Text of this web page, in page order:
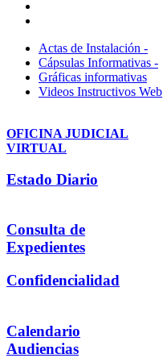
Actas de Instalación -
Cápsulas Informativas -
Gráficas informativas
Videos Instructivos Web
OFICINA JUDICIAL
VIRTUAL
Estado Diario
Consulta de
Expedientes
Confidencialidad
Calendario
Audiencias